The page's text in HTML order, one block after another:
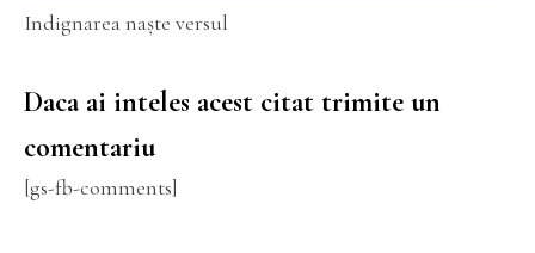
Indignarea naște versul
Daca ai inteles acest citat trimite un
comentariu
[gs-fb-comments]